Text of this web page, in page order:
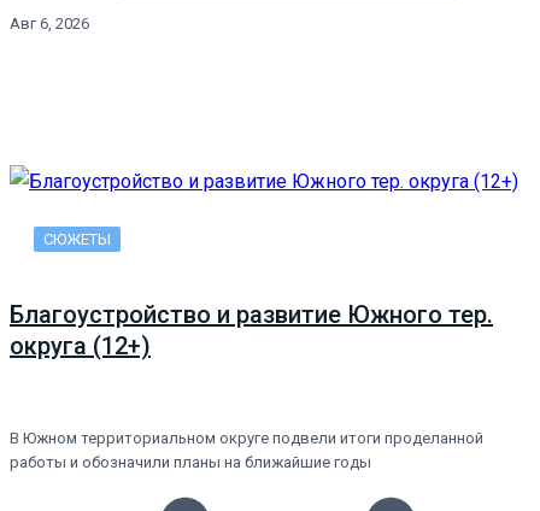
Авг 6, 2026
СЮЖЕТЫ
Благоустройство и развитие Южного тер.
округа (12+)
В Южном территориальном округе подвели итоги проделанной
работы и обозначили планы на ближайшие годы